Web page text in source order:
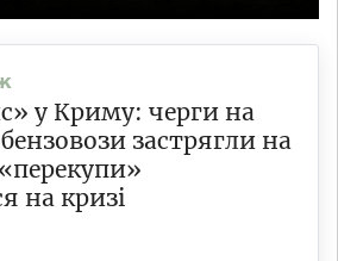
у Криму: черги на
застрягли на
на кризі